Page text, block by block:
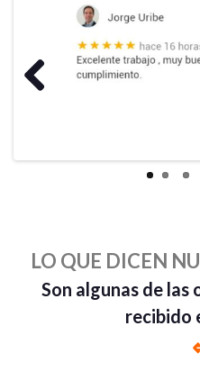
LO QUE DICEN
Son algunas de las
recibido